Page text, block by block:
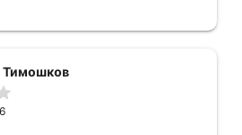
- отдельное спасибо!
в дальнейшем, по
Тимошков